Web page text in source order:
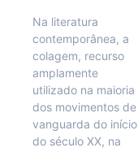
Na literatura
contemporânea, a
colagem, recurso
amplamente
utilizado na maioria
dos movimentos de
vanguarda do início
do século XX, na